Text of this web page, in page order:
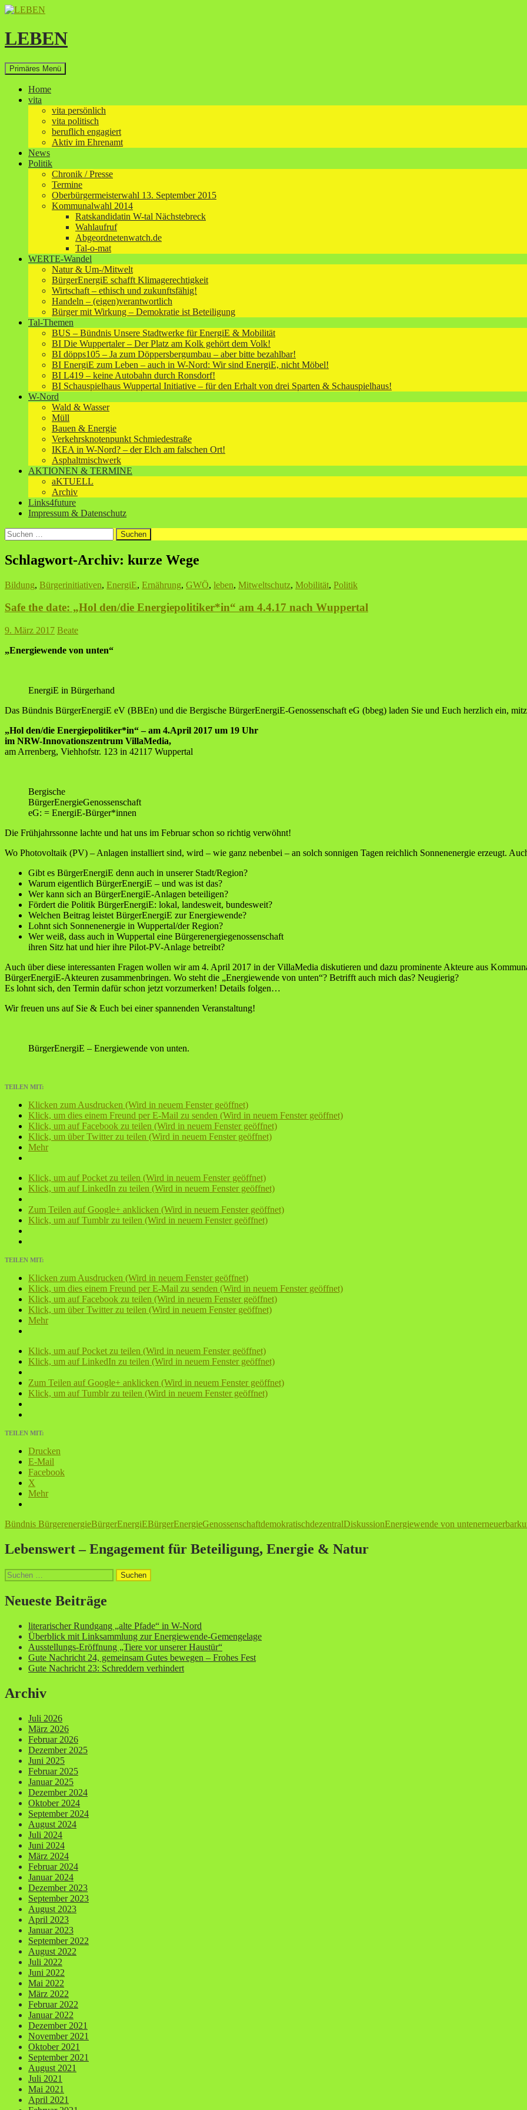
Zum
springen
LEBEN
Suchen
Primäres Menü
Home
vita
vita persönlich
vita politisch
beruflich engagiert
Aktiv im Ehrenamt
News
Politik
Chronik / Presse
Termine
Oberbürgermeisterwahl 13. September 2015
Kommunalwahl 2014
Ratskandidatin W-tal Nächstebreck
Wahlaufruf
Abgeordnetenwatch.de
Tal-o-mat
WERTE-Wandel
Natur & Um-/Mitwelt
BürgerEnergiE schafft Klimagerechtigkeit
Wirtschaft – ethisch und zukunftsfähig!
Handeln – (eigen)verantwortlich
Bürger mit Wirkung – Demokratie ist Beteiligung
Tal-Themen
BUS – Bündnis Unsere Stadtwerke für EnergiE & Mobilität
BI Die Wuppertaler – Der Platz am Kolk gehört dem Volk!
BI döpps105 – Ja zum Döppersbergumbau – aber bitte bezahlbar!
BI EnergiE zum Leben – auch in W-Nord: Wir sind EnergiE, nicht Möbel!
BI L419 – keine Autobahn durch Ronsdorf!
BI Schauspielhaus Wuppertal Initiative – für den Erhalt von drei Sparten & Schauspielhaus!
W-Nord
Wald & Wasser
Müll
Bauen & Energie
Verkehrsknotenpunkt Schmiedestraße
IKEA in W-Nord? – der Elch am falschen Ort!
Asphaltmischwerk
AKTIONEN & TERMINE
aKTUELL
Archiv
Links4future
Impressum & Datenschutz
Suche
nach:
Schlagwort-Archiv: kurze Wege
Bildung, Bürgerinitiativen, EnergiE, Ernährung, GWÖ, leben, Mitweltschutz, Mobilität, Politik
Safe the date: „Hol den/die Energiepolitiker*in“ am 4.4.17 nach Wuppertal
9. März 2017 Beate
„Energiewende von unten“
EnergiE in Bürgerhand
Das Bündnis BürgerEnergiE eV (BBEn) und die Bergische BürgerEnergiE-Genossenschaft eG (bbeg) laden Sie und Euch herzlich ein,
„Hol den/die Energiepolitiker*in“– am 4.April 2017 um 19 Uhr
im NRW-Innovationszentrum VillaMedia,
am Arrenberg, Viehhofstr. 123 in 42117 Wuppertal
Bergische
BürgerEnergieGenossenschaft
eG: = EnergiE-Bürger*innen
Die Frühjahrssonne lachte und hat uns im Februar schon so richtig verwöhnt!
Wo Photovoltaik (PV) – Anlagen installiert sind, wird – wie ganz nebenbei – an solch sonnigen Tagen reichlich Sonnenenergie erzeugt.
Gibt es BürgerEnergiE denn auch in unserer Stadt/Region?
Warum eigentlich BürgerEnergiE – und was ist das?
Wer kann sich an BürgerEnergiE-Anlagen beteiligen?
Fördert die Politik BürgerEnergiE: lokal, landesweit, bundesweit?
Welchen Beitrag leistet BürgerEnergiE zur Energiewende?
Lohnt sich Sonnenenergie in Wuppertal/der Region?
Wer weiß, dass auch in Wuppertal eine Bürgerenergiegenossenschaft
ihren Sitz hat und hier ihre Pilot-PV-Anlage betreibt?
Auch über diese interessanten Fragen wollen wir am 4. April 2017 in der VillaMedia diskutieren und dazu prominente Akteure aus
BürgerEnergiE-Akteuren zusammenbringen. Wo steht die „Energiewende von unten“? Betrifft auch mich das? Neugierig?
Es lohnt sich, den Termin dafür schon jetzt vorzumerken! Details folgen…
Wir freuen uns auf Sie & Euch bei einer spannenden Veranstaltung!
BürgerEnergiE – Energiewende von unten.
TEILEN MIT:
Klicken zum Ausdrucken (Wird in neuem Fenster geöffnet)
Klick, um dies einem Freund per E-Mail zu senden (Wird in neuem Fenster geöffnet)
Klick, um auf Facebook zu teilen (Wird in neuem Fenster geöffnet)
Klick, um über Twitter zu teilen (Wird in neuem Fenster geöffnet)
Mehr
Klick, um auf Pocket zu teilen (Wird in neuem Fenster geöffnet)
Klick, um auf LinkedIn zu teilen (Wird in neuem Fenster geöffnet)
Zum Teilen auf Google+ anklicken (Wird in neuem Fenster geöffnet)
Klick, um auf Tumblr zu teilen (Wird in neuem Fenster geöffnet)
TEILEN MIT:
Klicken zum Ausdrucken (Wird in neuem Fenster geöffnet)
Klick, um dies einem Freund per E-Mail zu senden (Wird in neuem Fenster geöffnet)
Klick, um auf Facebook zu teilen (Wird in neuem Fenster geöffnet)
Klick, um über Twitter zu teilen (Wird in neuem Fenster geöffnet)
Mehr
Klick, um auf Pocket zu teilen (Wird in neuem Fenster geöffnet)
Klick, um auf LinkedIn zu teilen (Wird in neuem Fenster geöffnet)
Zum Teilen auf Google+ anklicken (Wird in neuem Fenster geöffnet)
Klick, um auf Tumblr zu teilen (Wird in neuem Fenster geöffnet)
TEILEN MIT:
Drucken
E-Mail
Facebook
X
Mehr
Bündnis BürgerenergieBürgerEnergiEBürgerEnergieGenossenschaftdemokratischdezentralDiskussionEnergiewende von untenerneuerbar
Lebenswert – Engagement für Beteiligung, Energie & Natur
Suche
nach:
Neueste Beiträge
literarischer Rundgang „alte Pfade“ in W-Nord
Überblick mit Linksammlung zur Energiewende-Gemengelage
Ausstellungs-Eröffnung „Tiere vor unserer Haustür“
Gute Nachricht 24, gemeinsam Gutes bewegen – Frohes Fest
Gute Nachricht 23: Schreddern verhindert
Archiv
Juli 2026
März 2026
Februar 2026
Dezember 2025
Juni 2025
Februar 2025
Januar 2025
Dezember 2024
Oktober 2024
September 2024
August 2024
Juli 2024
Juni 2024
März 2024
Februar 2024
Januar 2024
Dezember 2023
September 2023
August 2023
April 2023
Januar 2023
September 2022
August 2022
Juli 2022
Juni 2022
Mai 2022
März 2022
Februar 2022
Januar 2022
Dezember 2021
November 2021
Oktober 2021
September 2021
August 2021
Juli 2021
Mai 2021
April 2021